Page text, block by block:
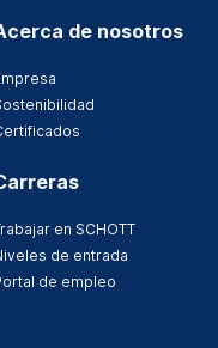
de nosotros
en SCHOTT
de entrada
de empleo